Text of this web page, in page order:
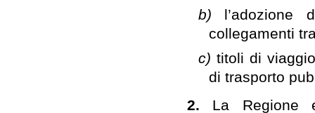
b)
collegamenti
c) titoli di
di trasporto
2. La Regione